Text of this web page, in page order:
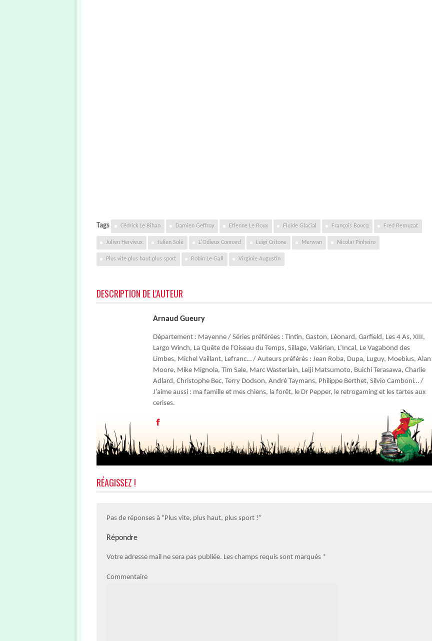
Tags Cédrick Le Bihan Damien Geffroy Etienne Le Roux Fluide Glacial François Boucq Fred Remuzat
Julien Hervieux Julien Solé L'Odieux Connard Luigi Critone Merwan Nicolaï Pinheiro
Plus vite plus haut plus sport Robin Le Gall Virginie Augustin
DESCRIPTION DE L'AUTEUR
Arnaud Gueury
Département : Mayenne / Séries préférées : Tintin, Gaston, Léonard, Garfield, Les 4 As, XIII,
Largo Winch, La Quête de l’Oiseau du Temps, Sillage, Valérian, L’Incal, Le Vagabond des
Limbes, Michel Vaillant, Lefranc… / Auteurs préférés : Jean Roba, Dupa, Luguy, Moebius, Alan
Moore, Mike Mignola, Tim Sale, Marc Wasterlain, Leiji Matsumoto, Buichi Terasawa, Charlie
Adlard, Christophe Bec, Terry Dodson, André Taymans, Philippe Berthet, Silvio Camboni… /
J’aime aussi : ma famille et mes chiens, la forêt, le Dr Pepper, le retrogaming et les tartes aux
cerises.
RÉAGISSEZ !
Pas de réponses à “Plus vite, plus haut, plus sport !”
Répondre
Votre adresse mail ne sera pas publiée. Les champs requis sont marqués *
Commentaire